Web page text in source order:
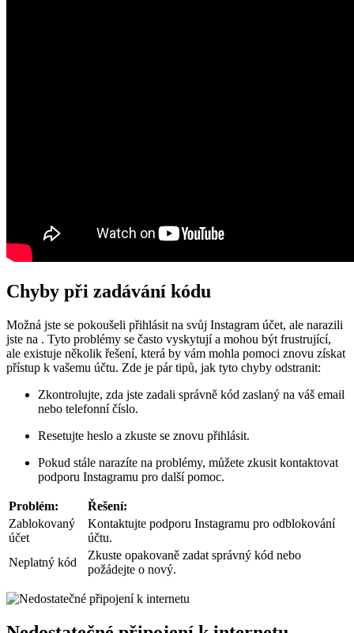
Chyby při zadávání kódu
Možná jste se pokoušeli přihlásit na svůj Instagram účet, ale narazili
jste na . Tyto problémy se často vyskytují a mohou být frustrující,
ale existuje několik řešení, která by vám mohla pomoci znovu získat
přístup k vašemu účtu. Zde je pár tipů, jak tyto chyby odstranit:
Zkontrolujte, zda jste zadali správně kód zaslaný na váš email
nebo telefonní číslo.
Resetujte heslo a zkuste se znovu přihlásit.
Pokud stále narazíte na problémy, můžete zkusit kontaktovat
podporu Instagramu pro další pomoc.
Problém:
Řešení:
Zablokovaný
účet
Kontaktujte podporu Instagramu pro odblokování
účtu.
Neplatný kód
Zkuste opakovaně zadat správný kód nebo
požádejte o nový.